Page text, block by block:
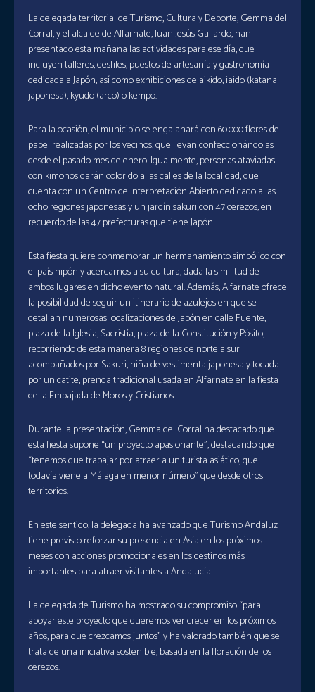
La delegada territorial de Turismo, Cultura y Deporte, Gemma del
Corral, y el alcalde de Alfarnate, Juan Jesús Gallardo, han
presentado esta mañana las actividades para ese día, que
incluyen talleres, desfiles, puestos de artesanía y gastronomía
dedicada a Japón, así como exhibiciones de aikido, iaido (katana
japonesa), kyudo (arco) o kempo.
Para la ocasión, el municipio se engalanará con 60.000 flores de
papel realizadas por los vecinos, que llevan confeccionándolas
desde el pasado mes de enero. Igualmente, personas ataviadas
con kimonos darán colorido a las calles de la localidad, que
cuenta con un Centro de Interpretación Abierto dedicado a las
ocho regiones japonesas y un jardín sakuri con 47 cerezos, en
recuerdo de las 47 prefecturas que tiene Japón.
Esta fiesta quiere conmemorar un hermanamiento simbólico con
el país nipón y acercarnos a su cultura, dada la similitud de
ambos lugares en dicho evento natural. Además, Alfarnate ofrece
la posibilidad de seguir un itinerario de azulejos en que se
detallan numerosas localizaciones de Japón en calle Puente,
plaza de la Iglesia, Sacristía, plaza de la Constitución y Pósito,
recorriendo de esta manera 8 regiones de norte a sur
acompañados por Sakuri, niña de vestimenta japonesa y tocada
por un catite, prenda tradicional usada en Alfarnate en la fiesta
de la Embajada de Moros y Cristianos.
Durante la presentación, Gemma del Corral ha destacado que
esta fiesta supone “un proyecto apasionante”, destacando que
“tenemos que trabajar por atraer a un turista asiático, que
todavía viene a Málaga en menor número” que desde otros
territorios.
En este sentido, la delegada ha avanzado que Turismo Andaluz
tiene previsto reforzar su presencia en Asía en los próximos
meses con acciones promocionales en los destinos más
importantes para atraer visitantes a Andalucía.
La delegada de Turismo ha mostrado su compromiso “para
apoyar este proyecto que queremos ver crecer en los próximos
años, para que crezcamos juntos” y ha valorado también que se
trata de una iniciativa sostenible, basada en la floración de los
cerezos.